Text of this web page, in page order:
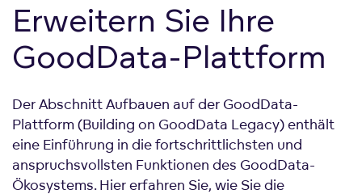
Erweitern Sie Ihre
GoodData-Plattform
Der Abschnitt Aufbauen auf der GoodData-
Plattform (Building on GoodData Legacy) enthält
eine Einführung in die fortschrittlichsten und
anspruchsvollsten Funktionen des GoodData-
Ökosystems. Hier erfahren Sie, wie Sie die